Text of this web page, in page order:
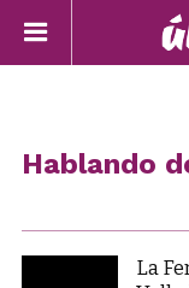
Hablando
La